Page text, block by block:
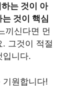
는 것이 아
것이 핵심
끼신다면 먼
그것이 적절
입니다.
기원합니다!